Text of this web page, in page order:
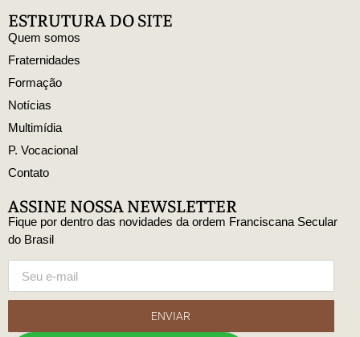
ESTRUTURA DO SITE
Quem somos
Fraternidades
Formação
Notícias
Multimídia
P. Vocacional
Contato
ASSINE NOSSA NEWSLETTER
Fique por dentro das novidades da ordem Franciscana Secular
do Brasil
ENVIAR